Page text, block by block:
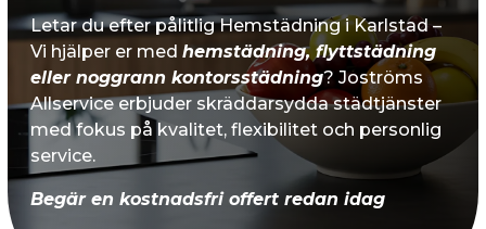
Letar du efter pålitlig Hemstädning i Karlstad –
Vi hjälper er medhemstädning,flyttstädning
eller noggrannkontorsstädning? Joströms
Allservice erbjuder skräddarsydda städtjänster
med fokus på kvalitet, flexibilitet och personlig
service.
Begär en kostnadsfri offert redan idag